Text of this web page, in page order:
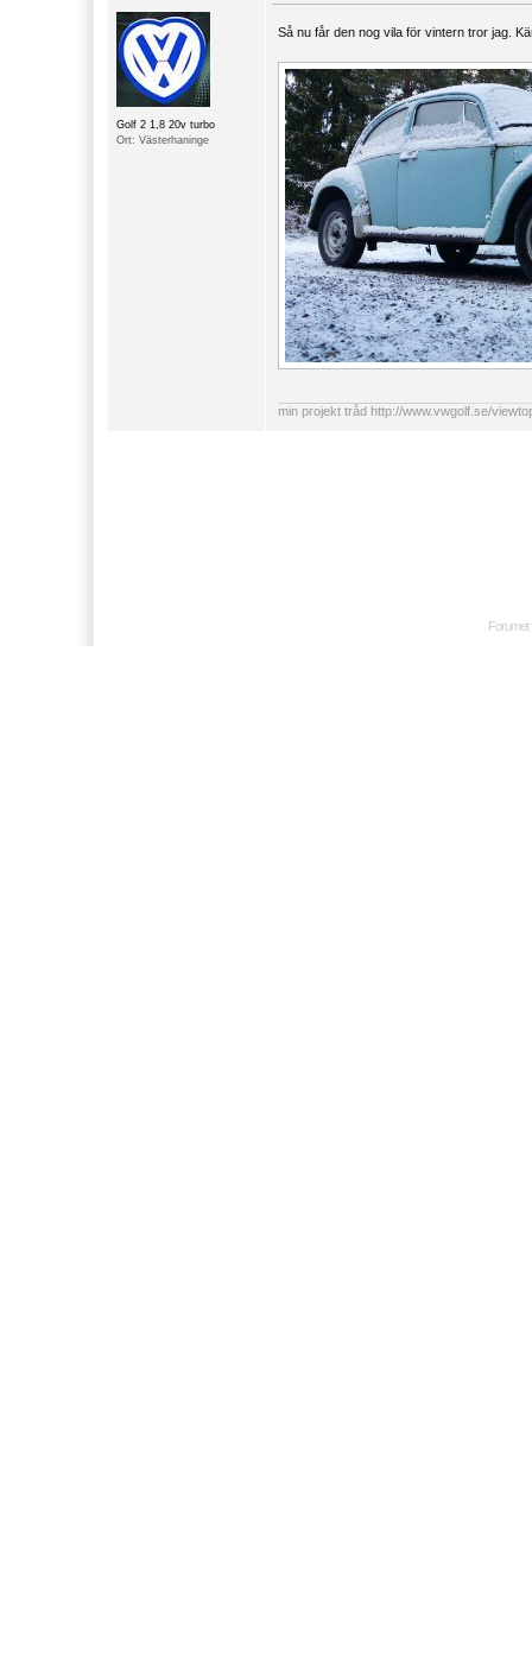
Golf 2 1,8 20v turbo
Ort: Västerhaninge
Så nu får den nog vila för vintern tror jag.
min projekt tråd http://www.vwgolf.se/
Forumet